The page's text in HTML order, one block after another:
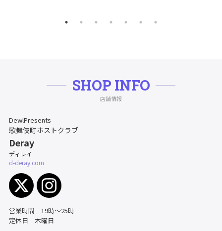
SHOP INFO
店舗情報
DewlPresents
歌舞伎町ホストクラブ
Deray
ディレイ
d-deray.com
営業時間 19時〜25時
定休日 木曜日